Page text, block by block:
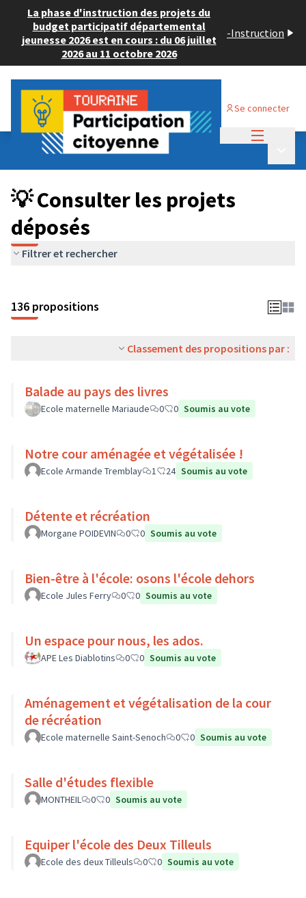
La phase d'instruction des projets du
budget participatif départemental
jeunesse 2026 est en cours : du 06 juillet
2026 au 11 octobre 2026
-Instruction
Se connecter
Budget Participatif JEUNESSE 2024
💡 Consulter les projets déposés
💡 Consulter les projets
déposés
Filtrer et rechercher
136 propositions
Classement des propositions par :
Balade au pays des livres
Ecole maternelle Mariaude 0 0 Soumis au vote
Notre cour aménagée et végétalisée !
Ecole Armande Tremblay 1 24 Soumis au vote
Détente et récréation
Morgane POIDEVIN 0 0 Soumis au vote
Bien-être à l'école: osons l'école dehors
Ecole Jules Ferry 0 0 Soumis au vote
Un espace pour nous, les ados.
APE Les Diablotins 0 0 Soumis au vote
Aménagement et végétalisation de la cour
de récréation
Ecole maternelle Saint-Senoch 0 0 Soumis au vote
Salle d'études flexible
MONTHEIL 0 0 Soumis au vote
Equiper l'école des Deux Tilleuls
Ecole des deux Tilleuls 0 0 Soumis au vote